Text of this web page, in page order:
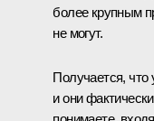
более крупным
не могут.
Получается,
и они